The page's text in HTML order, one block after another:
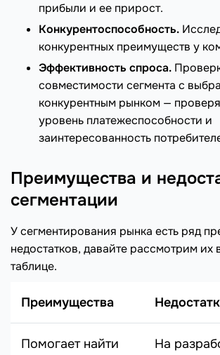
прибыли и ее прирост.
Конкурентоспособность.
конкурентных преимуществ у
Эффективность спроса.
совместимости сегмента с
конкурентным рынком —
уровень платежеспособности и
заинтересованность
Преимущества и
сегментации
У сегментирования рынка есть ряд
недостатков, давайте рассмотрим их
таблице.
Преимущества
Помогает найти
На